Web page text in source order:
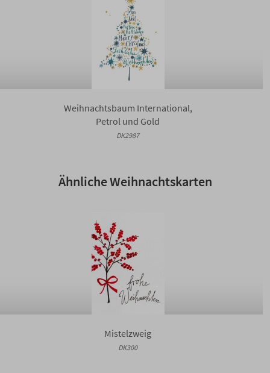
Weihnachtsbaum International,
Petrol und Gold
DK2987
Ähnliche Weihnachtskarten
Mistelzweig
DK300